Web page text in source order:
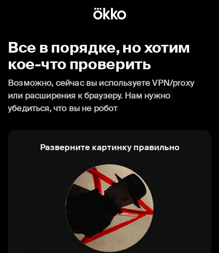
Все в порядке, но хотим
кое-что проверить
Возможно, сейчас вы используете VPN/proxy
или расширения к браузеру. Нам нужно
убедиться, что вы не робот
Разверните картинку правильно